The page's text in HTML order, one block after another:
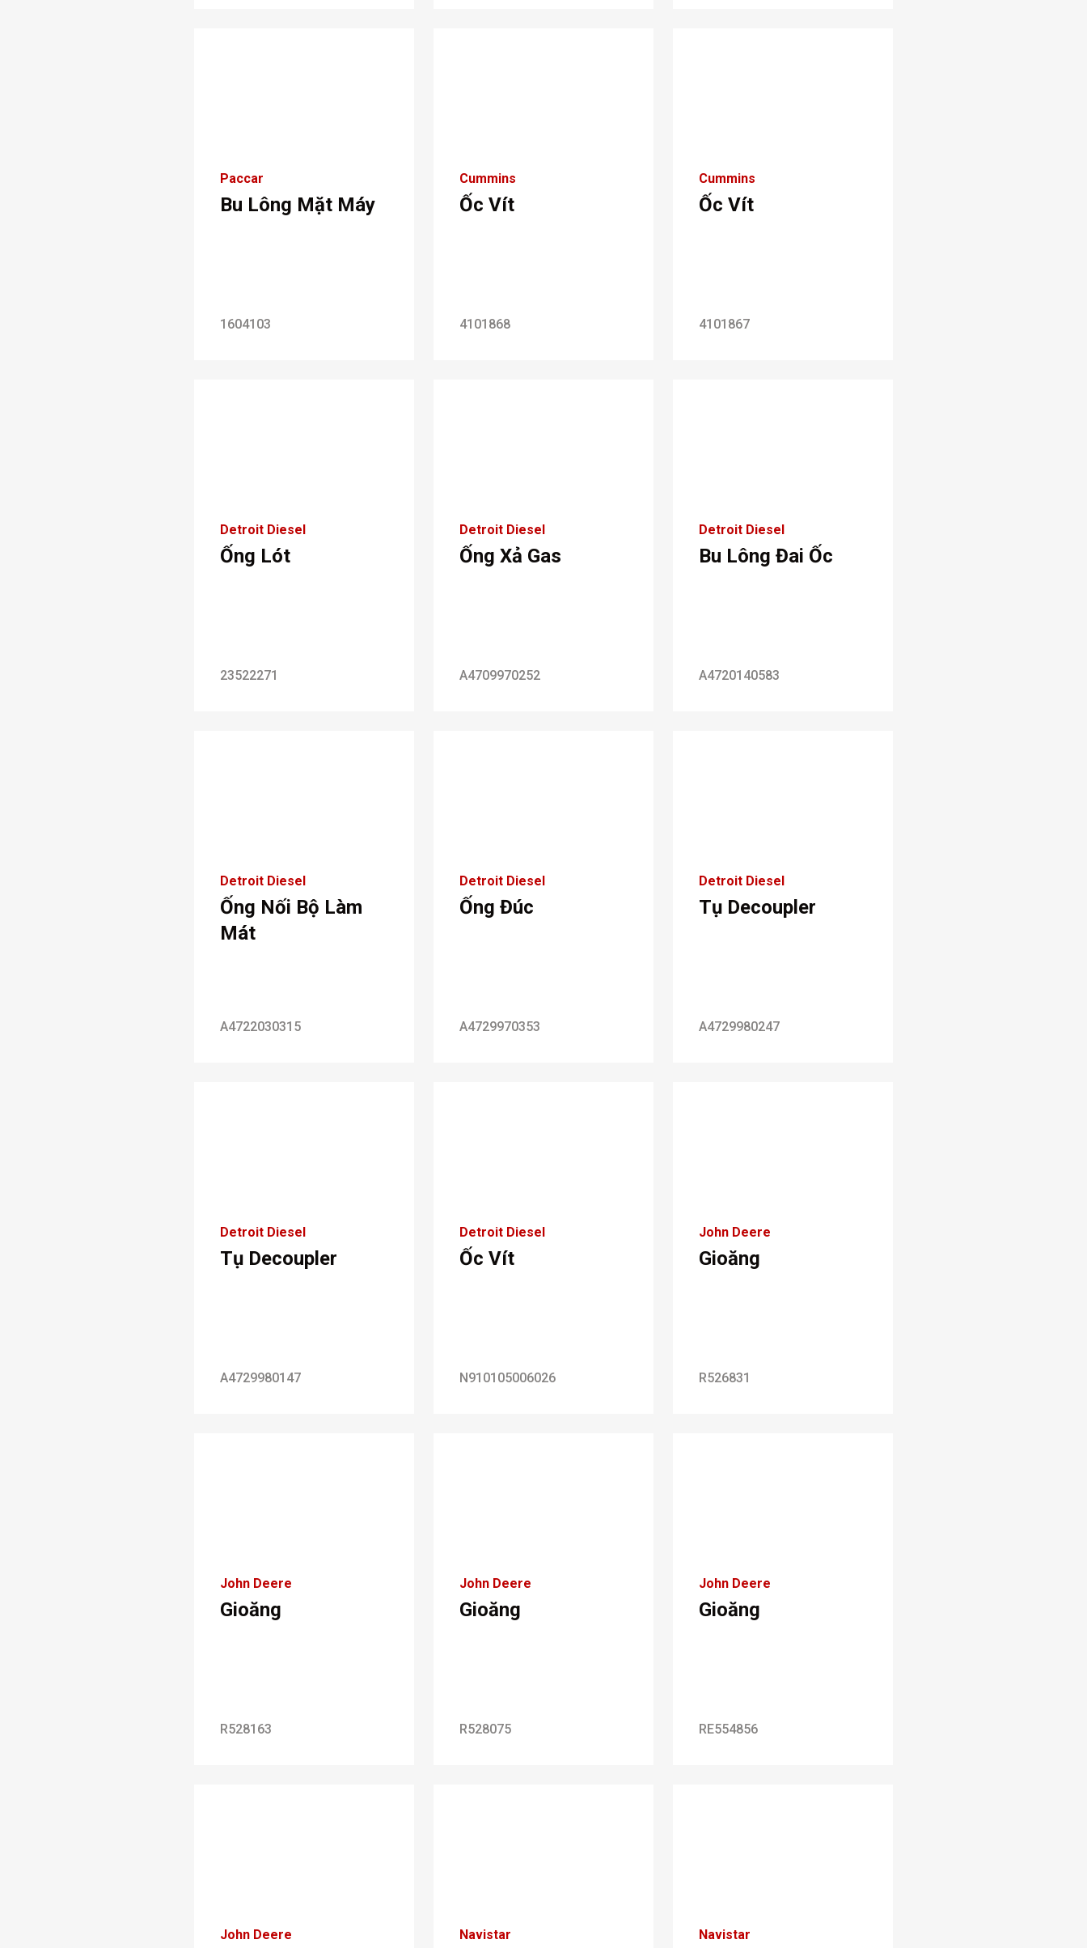
Paccar
Bu Lông Mặt Máy
1604103
Cummins
Ốc Vít
4101868
Cummins
Ốc Vít
4101867
Detroit Diesel
Ống Lót
23522271
Detroit Diesel
Ống Xả Gas
A4709970252
Detroit Diesel
Bu Lông Đai Ốc
A4720140583
Detroit Diesel
Ống Nối Bộ Làm
Mát
A4722030315
Detroit Diesel
Ống Đúc
A4729970353
Detroit Diesel
Tụ Decoupler
A4729980247
Detroit Diesel
Tụ Decoupler
A4729980147
Detroit Diesel
Ốc Vít
N910105006026
John Deere
Gioăng
R526831
John Deere
Gioăng
R528163
John Deere
Gioăng
R528075
John Deere
Gioăng
RE554856
John Deere Navistar Navistar